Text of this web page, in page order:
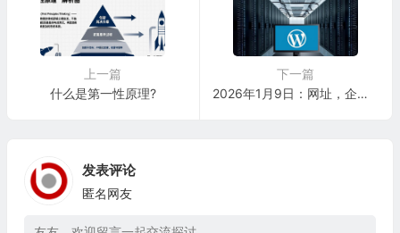
上一篇
什么是第一性原理?
下一篇
2026年1月9日：网址，企业，品牌，报告等数据整合调用关联
发表评论
匿名网友